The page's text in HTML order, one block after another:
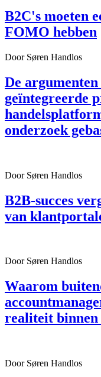
B2C's moeten
FOMO hebben
Door Søren Handlos
De
geïntegreerde
onderzoek
Door Søren Handlos
B2B-succes
van
Door Søren Handlos
Waarom
realiteit binnen
Door Søren Handlos